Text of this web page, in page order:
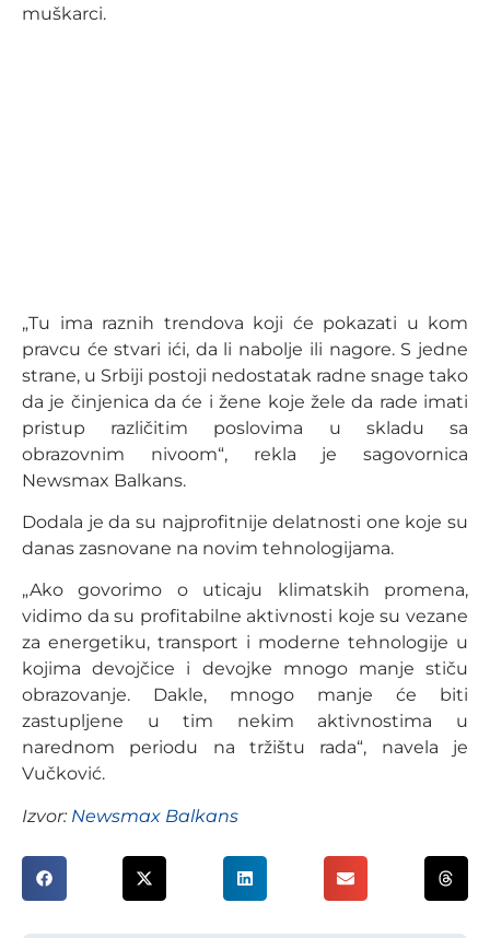
muškarci.
„Tu ima raznih trendova koji će pokazati u kom
pravcu će stvari ići, da li nabolje ili nagore. S jedne
strane, u Srbiji postoji nedostatak radne snage tako
da je činjenica da će i žene koje žele da rade imati
pristup različitim poslovima u skladu sa
obrazovnim nivoom“, rekla je sagovornica
Newsmax Balkans.
Dodala je da su najprofitnije delatnosti one koje su
danas zasnovane na novim tehnologijama.
„Ako govorimo o uticaju klimatskih promena,
vidimo da su profitabilne aktivnosti koje su vezane
za energetiku, transport i moderne tehnologije u
kojima devojčice i devojke mnogo manje stiču
obrazovanje. Dakle, mnogo manje će biti
zastupljene u tim nekim aktivnostima u
narednom periodu na tržištu rada“, navela je
Vučković.
Izvor: Newsmax Balkans